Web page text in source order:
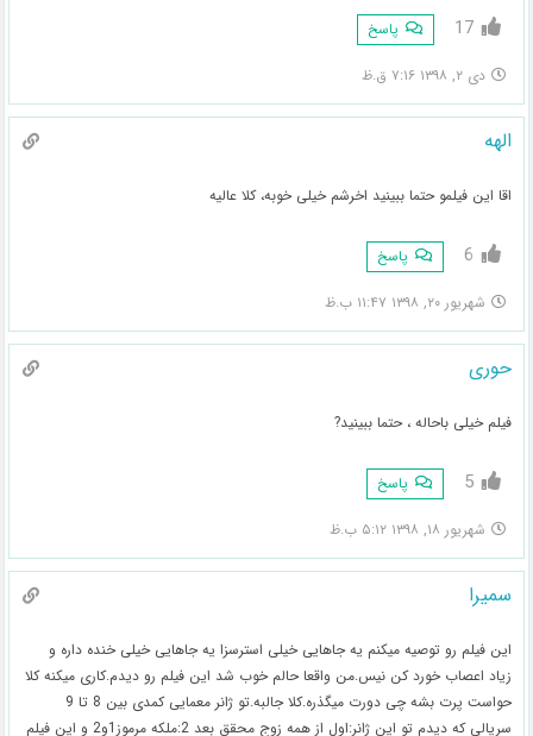
17 پاسخ
دی ۲, ۱۳۹۸ ۷:۱۶ ق.ظ
الهه
اقا این فیلمو حتما ببینید اخرشم خیلی خوبه، کلا عالیه
6 پاسخ
شهریور ۲۰, ۱۳۹۸ ۱۱:۴۷ ب.ظ
حوری
فیلم خیلی باحاله ، حتما ببینید?
5 پاسخ
شهریور ۱۸, ۱۳۹۸ ۵:۱۲ ب.ظ
سمیرا
این فیلم رو توصیه میکنم یه جاهایی خیلی استرسزا یه جاهایی خیلی خنده داره و
زیاد اعصاب خورد کن نیس.من واقعا حالم خوب شد این فیلم رو دیدم.کاری میکنه کلا
حواست پرت بشه چی دورت میگذره.کلا جالبه.تو ژانر معمایی کمدی بین 8 تا 9
سریالی که دیدم تو این ژانر:اول از همه زوج محقق بعد 2:ملکه مرموز1و2 و این فیلم